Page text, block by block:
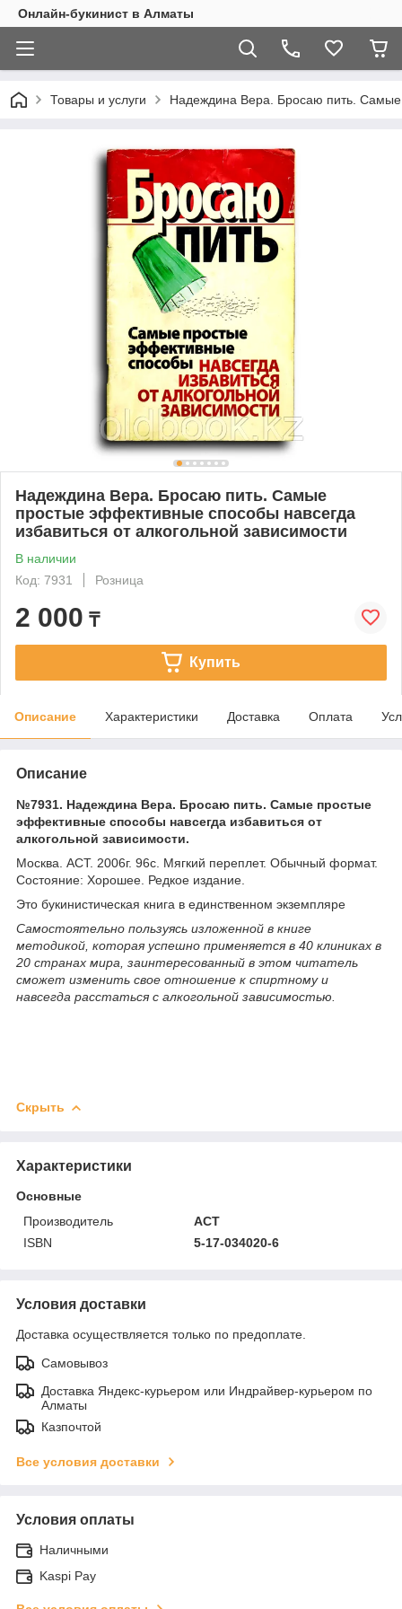
Онлайн-букинист в Алматы
Товары и услуги Надеждина Вера. Бросаю пить. Самые
Надеждина Вера. Бросаю пить. Самые
простые эффективные способы навсегда
избавиться от алкогольной зависимости
В наличии
Код: 7931
Розница
2 000 ₸
Купить
Описание Характеристики Доставка Оплата
Описание
№7931. Надеждина Вера. Бросаю пить. Самые простые
эффективные способы навсегда избавиться от
алкогольной зависимости.
Москва. АСТ. 2006г. 96с. Мягкий переплет. Обычный формат.
Состояние: Хорошее. Редкое издание.
Это букинистическая книга в единственном экземпляре
Самостоятельно пользуясь изложенной в книге
методикой, которая успешно применяется в 40 клиниках в
20 странах мира, заинтересованный в этом читатель
сможет изменить свое отношение к спиртному и
навсегда расстаться с алкогольной зависимостью.
Скрыть
Характеристики
Основные
Производитель
АСТ
ISBN
5-17-034020-6
Условия доставки
Доставка осуществляется только по предоплате.
Самовывоз
Доставка Яндекс-курьером или Индрайвер-курьером по
Алматы
Казпочтой
Все условия доставки
Условия оплаты
Наличными
Kaspi Pay